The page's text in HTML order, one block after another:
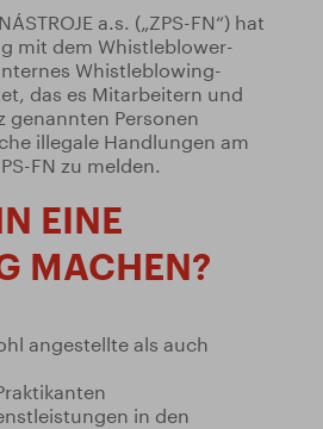
a.s. („ZPS-FN“) hat
mit dem Whistleblower-
Whistleblowing-
das es Mitarbeitern und
genannten Personen
illegale Handlungen am
FN zu melden.
EINE
MACHEN?
angestellte als auch
in den